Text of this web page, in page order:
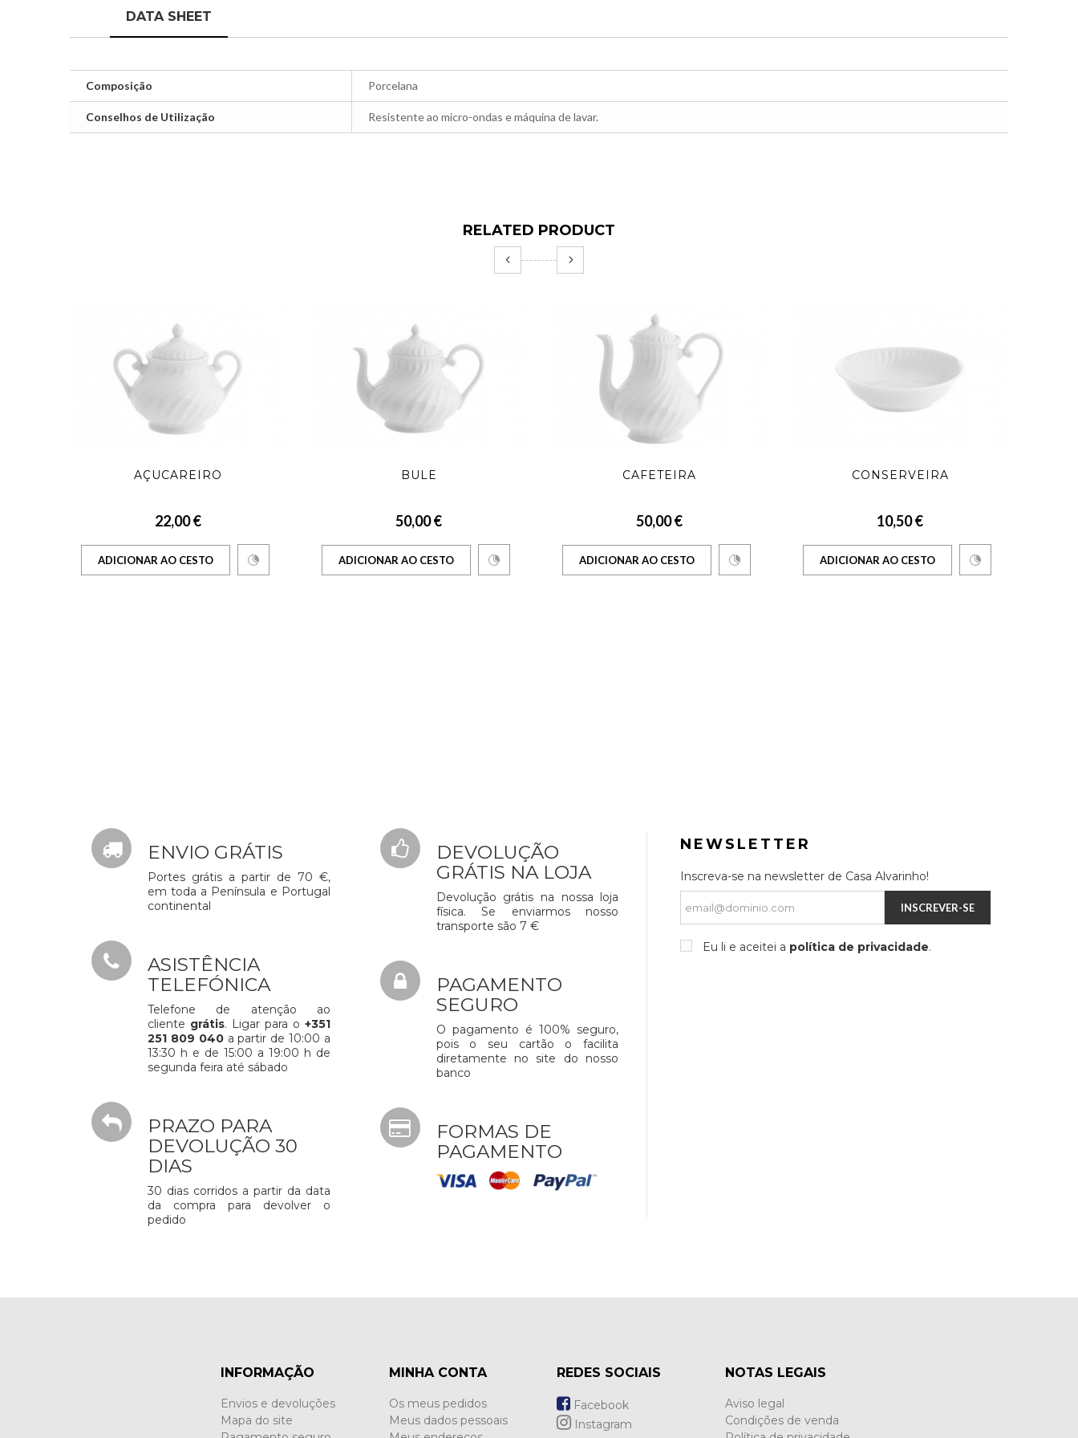
DATA SHEET
Composição Porcelana
Conselhos de Utilização Resistente ao micro-ondas e máquina de lavar.
RELATED PRODUCT
AÇUCAREIRO
22,00 €
ADICIONAR AO CESTO
BULE
50,00 €
ADICIONAR AO CESTO
CAFETEIRA
50,00 €
ADICIONAR AO CESTO
CONSERVEIRA
10,50 €
ADICIONAR AO CESTO
ENVIO GRÁTIS
Portes grátis a partir de 70 €,
em toda a Península e Portugal
continental
ASISTÊNCIA
TELEFÓNICA
Telefone de atenção ao
cliente grátis. Ligar para o +351
251 809 040a partir de 10:00 a
13:30 h e de 15:00 a 19:00 h de
segunda feira até sábado
PRAZO PARA
DEVOLUÇÃO 30
DIAS
30 dias corridos a partir da data
da compra para devolver o
pedido
DEVOLUÇÃO
GRÁTIS NA LOJA
Devolução grátis na nossa loja
física. Se enviarmos nosso
transporte são 7 €
PAGAMENTO
SEGURO
O pagamento é 100% seguro,
pois o seu cartão o facilita
diretamente no site do nosso
banco
FORMAS DE
PAGAMENTO
NEWSLETTER
Inscreva-se na newsletter de Casa Alvarinho!
INSCREVER-SE
Eu li e aceitei a política de privacidade.
INFORMAÇÃO
Envios e devoluções
Mapa do site
MINHA CONTA
Os meus pedidos
Meus dados pessoais
REDES SOCIAIS
Facebook
Instagram
NOTAS LEGAIS
Aviso legal
Condições de venda